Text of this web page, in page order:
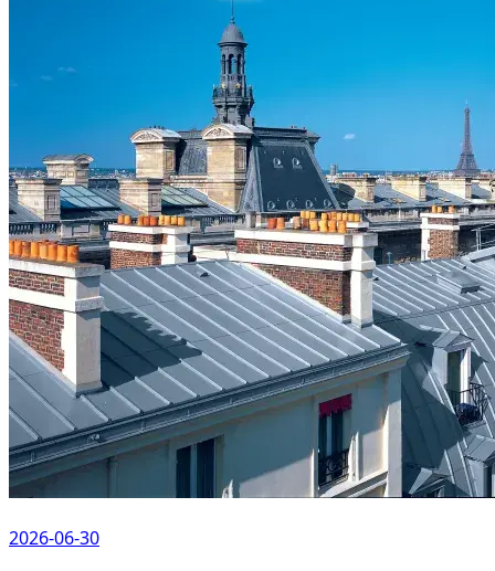
2026-06-30